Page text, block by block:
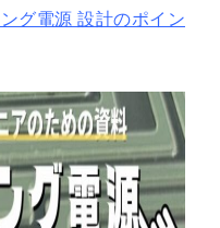
グ電源 設計のポイン